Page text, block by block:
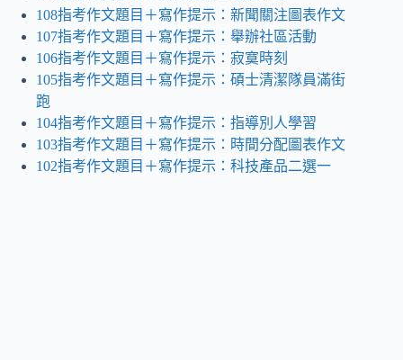
108指考作文題目＋寫作提示：新聞關注圖表作文
107指考作文題目＋寫作提示：舉辦社區活動
106指考作文題目＋寫作提示：寂寞時刻
105指考作文題目＋寫作提示：碩士清潔隊員滿街
跑
104指考作文題目＋寫作提示：指導別人學習
103指考作文題目＋寫作提示：時間分配圖表作文
102指考作文題目＋寫作提示：科技產品二選一